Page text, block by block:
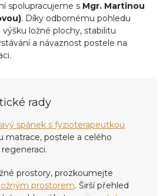
spolupracujeme s Mgr. Martinou
. Díky odbornému pohledu
ložné plochy, stabilitu
a návaznost postele na
rady
spánek s fyzioterapeutkou
matrace, postele a celého
prostory, prozkoumejte
prostorem. Širší přehled